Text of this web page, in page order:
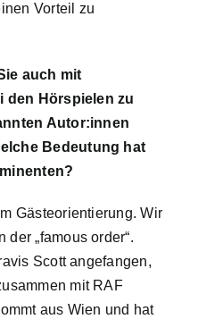
Vorteil zu
auch mit
den Hörspielen zu
Autor:innen
Bedeutung hat
Gästeorientierung. Wir
der „famous order“.
Scott angefangen,
mit RAF
aus Wien und hat